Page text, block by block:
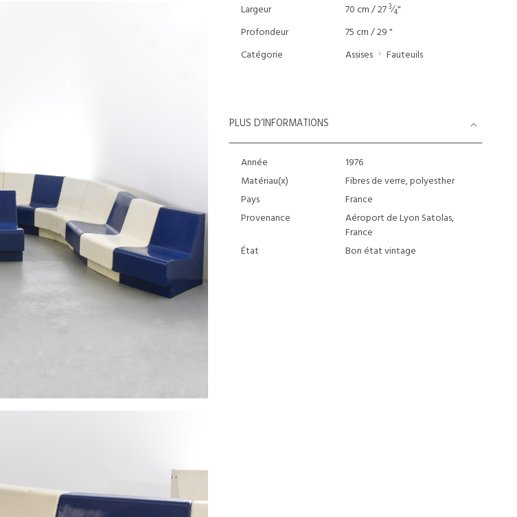
Largeur
70 cm / 273⁄4"
Profondeur
75 cm / 29 "
Catégorie
Assises Fauteuils
PLUS D’INFORMATIONS
Année
1976
Matériau(x)
Fibres de verre, polyesther
Pays
France
Provenance
Aéroport de Lyon Satolas,
France
État
Bon état vintage